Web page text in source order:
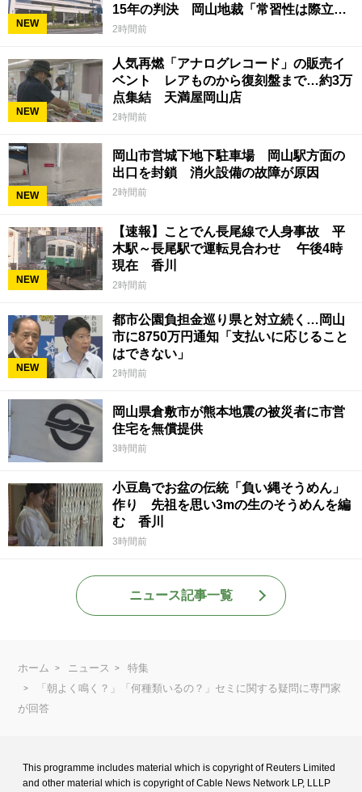
NEW
15年の判決 岡山地裁「常習性は際立っ
ていて被害結果も非常に重い」
2時間前
NEW
人気再燃「アナログレコード」の販売イ
ベント レアものから復刻盤まで…約3万
点集結 天満屋岡山店
2時間前
NEW
岡山市営城下地下駐車場 岡山駅方面の
出口を封鎖 消火設備の故障が原因
2時間前
NEW
【速報】ことでん長尾線で人身事故 平
木駅～長尾駅で運転見合わせ 午後4時
現在 香川
2時間前
NEW
都市公園負担金巡り県と対立続く…岡山
市に8750万円通知「支払いに応じること
はできない」
2時間前
岡山県倉敷市が熊本地震の被災者に市営
住宅を無償提供
3時間前
小豆島でお盆の伝統「負い縄そうめん」
作り 先祖を思い3mの生のそうめんを編
む 香川
3時間前
ニュース記事一覧
ホーム ニュース
特集
「朝よく鳴く？」「何種類いるの？」セミに関する疑問に専門家
が回答
This programme includes material which is copyright of Reuters Limited
and other material which is copyright of Cable News Network LP, LLLP